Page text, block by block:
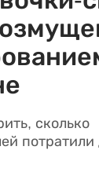
сколько
потратили